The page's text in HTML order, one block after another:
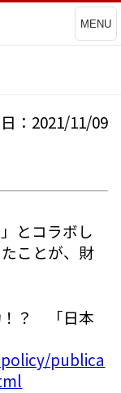
MENU
：2021/11/09
とコラボし
ことが、財
！？ 「日本
publica